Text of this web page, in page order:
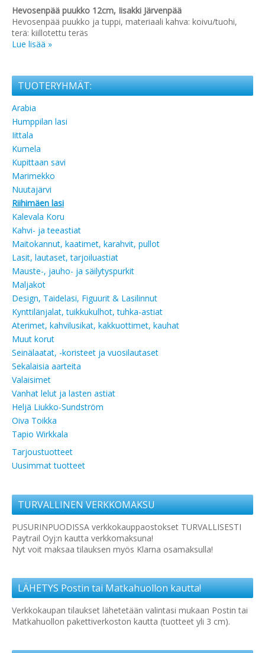
Hevosenpää puukko 12cm, Iisakki Järvenpää
Hevosenpää puukko ja tuppi, materiaali kahva: koivu/tuohi,
terä: kiillotettu teräs
Lue lisää »
TUOTERYHMÄT:
Arabia
Humppilan lasi
Iittala
Kumela
Kupittaan savi
Marimekko
Nuutajärvi
Riihimäen lasi
Kalevala Koru
Kahvi- ja teeastiat
Maitokannut, kaatimet, karahvit, pullot
Lasit, lautaset, tarjoiluastiat
Mauste-, jauho- ja säilytyspurkit
Maljakot
Design, Taidelasi, Figuurit & Lasilinnut
Kynttilänjalat, tuikkukulhot, tuhka-astiat
Aterimet, kahvilusikat, kakkuottimet, kauhat
Muut korut
Seinälaatat, -koristeet ja vuosilautaset
Sekalaisia aarteita
Valaisimet
Vanhat lelut ja lasten astiat
Heljä Liukko-Sundström
Oiva Toikka
Tapio Wirkkala
Tarjoustuotteet
Uusimmat tuotteet
TURVALLINEN VERKKOMAKSU
PUSURINPUODISSA verkkokauppaostokset TURVALLISESTI
Paytrail Oyj:n kautta verkkomaksuna!
Nyt voit maksaa tilauksen myös Klarna osamaksulla!
LÄHETYS Postin tai Matkahuollon kautta!
Verkkokaupan tilaukset lähetetään valintasi mukaan Postin tai
Matkahuollon pakettiverkoston kautta (tuotteet yli 3 cm).